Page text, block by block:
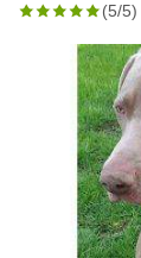
(5/5)